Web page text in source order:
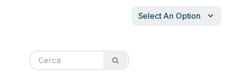
Select An Option